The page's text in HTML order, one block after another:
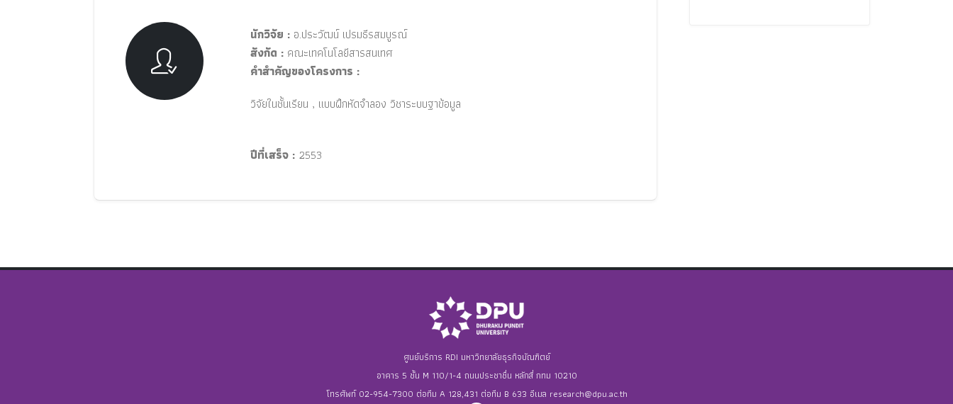
นักวิจัย : อ.ประวัฒน์ เปรมธีรสมบูรณ์
สังกัด : คณะเทคโนโลยีสารสนเทศ
คำสำคัญของโครงการ :
วิจัยในชั้นเรียน , แบบฝึกหัดจำลอง วิชาระบบฐาข้อมูล
ปีที่เสร็จ : 2553
ศูนย์บริการ RDI มหาวิทยาลัยธุรกิจบัณฑิตย์
อาคาร 5 ชั้น M 110/1-4 ถนนประชาชื่น หลักสี่ กทม 10210
โทรศัพท์ 02-954-7300 ต่อทีม A 128,431 ต่อทีม B 633 อีเมล research@dpu.ac.th